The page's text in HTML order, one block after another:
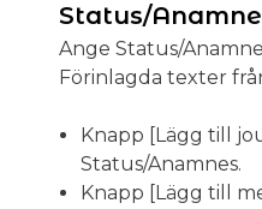
Status/
Ange Status/
Förinlagda texter
Knapp [Lägg till
Status/Anamnes.
Knapp [Lägg till